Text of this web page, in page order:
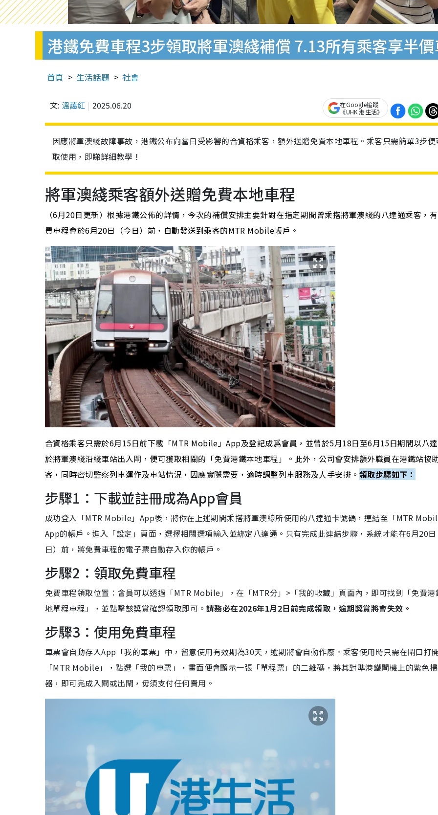
港鐵免費車程3步領取將軍澳綫補償 7.13所有乘客享半
首頁 生活話題 社會
文: 溫藹紅 2025.06.20
在Google追蹤
《UHK 港生活》
因應將軍澳綫故障事故，港鐵公布向當日受影響的合資格乘客，額外送贈免費本地車程。乘客只需簡單3步便
取使用，即睇詳細教學！
將軍澳綫乘客額外送贈免費本地車程
（6月20日更新）根據港鐵公佈的詳情，今次的補償安排主要針對在指定期間曾乘搭將軍澳綫的八達通乘客，
費車程會於6月20日（今日）前，自動發送到乘客的MTR Mobile帳戶。
合資格乘客只需於6月15日前下載「MTR Mobile」App及登記成爲會員，並曾於5月18日至6月15日期間以八達
於將軍澳綫沿綫車站出入閘，便可獲取相關的「免費港鐵本地車程」。此外，公司會安排額外職員在港鐵站協
客，同時密切監察列車運作及車站情況，因應實際需要，適時調整列車服務及人手安排。 領取步驟如下：
步驟1：下載並註冊成為App會員
成功登入「MTR Mobile」App後，將你在上述期間乘搭將軍澳線所使用的八達通卡號碼，連結至「MTR
App的帳戶。進入「設定」頁面，選擇相關選項輸入並綁定八達通。只有完成此連結步驟，系統才能在6月20
日）前，將免費車程的電子票自動存入你的帳戶。
步驟2：領取免費車程
免費車程領取位置：會員可以透過「MTR Mobile」，在「MTR分」>「我的收藏」頁面內，即可找到「免費港
地單程車程」，並點擊該獎賞確認領取即可。 請務必在2026年1月2日前完成領取，逾期獎賞將會失效。
步驟3：使用免費車程
車票會自動存入App「我的車票」中，留意使用有效期為30天，逾期將會自動作廢。乘客使用時只需在閘口打
「MTR Mobile」，點選「我的車票」，畫面便會顯示一張「單程票」的二維碼，將其對準港鐵閘機上的紫色
器，即可完成入閘或出閘，毋須支付任何費用。